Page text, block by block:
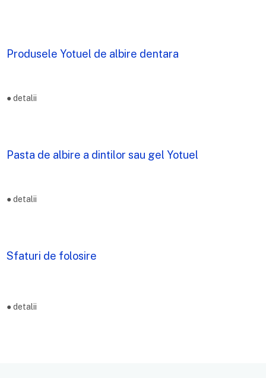
Produsele Yotuel de albire dentara
● detalii
Pasta de albire a dintilor sau gel Yotuel
● detalii
Sfaturi de folosire
● detalii